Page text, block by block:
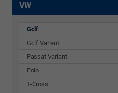
VW
Golf
Golf Variant
Passat Variant
Polo
T-Cross